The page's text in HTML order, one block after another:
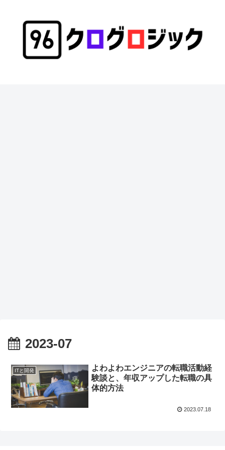
2023-07
ITと開発
よわよわエンジニアの転職活動経
験談と、年収アップした転職の具
体的方法
2023.07.18